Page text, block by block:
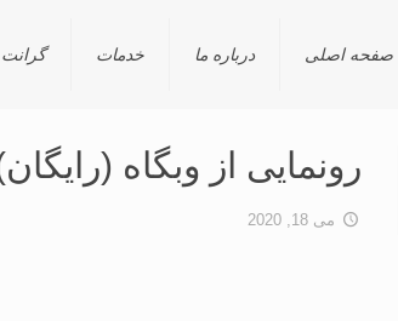
صفحه اصلی درباره ما خدمات گرانت
رونمایی از وبگاه
می 18, 2020